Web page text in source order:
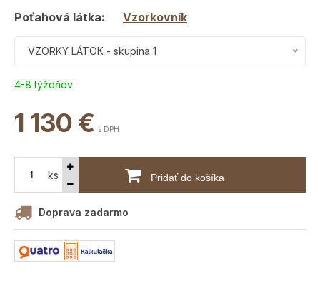
Poťahová látka: Vzorkovník
VZORKY LÁTOK - skupina 1
4-8 týždňov
1 130 € s DPH
ks Pridať do košíka
Doprava zadarmo